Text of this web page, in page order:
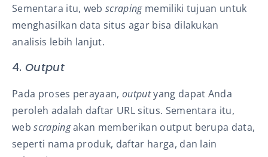
Sementara itu, webscrapingmemiliki tujuan untuk
menghasilkan data situs agar bisa dilakukan
analisis lebih lanjut.
4. Output
Pada proses perayaan,outputyang dapat Anda
peroleh adalah daftar URL situs. Sementara itu,
webscrapingakan memberikan output berupa data,
seperti nama produk, daftar harga, dan lain